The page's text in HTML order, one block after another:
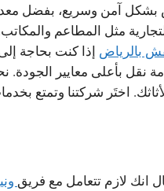
آمن وسريع، بفضل
مثل المطاعم
بالرياض إذا كنت بحاجة
نقل بأعلى معايير
اختَر شركتنا وتمتع
لازم تتعامل مع فريق